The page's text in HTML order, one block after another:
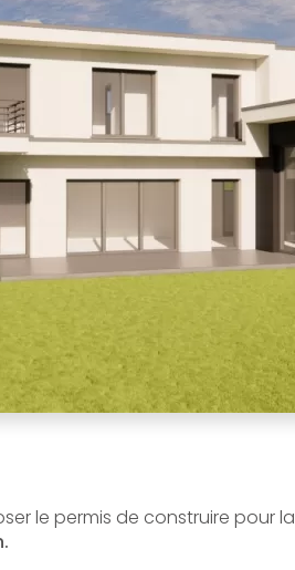
le permis de construire pour la